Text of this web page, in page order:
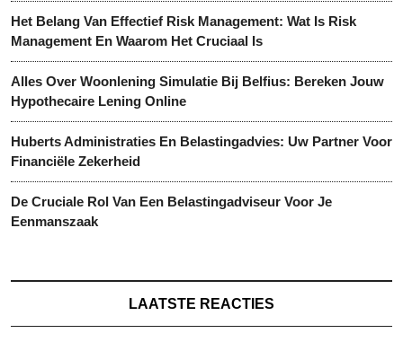
Het Belang Van Effectief Risk Management: Wat Is Risk
Management En Waarom Het Cruciaal Is
Alles Over Woonlening Simulatie Bij Belfius: Bereken Jouw
Hypothecaire Lening Online
Huberts Administraties En Belastingadvies: Uw Partner Voor
Financiële Zekerheid
De Cruciale Rol Van Een Belastingadviseur Voor Je
Eenmanszaak
LAATSTE REACTIES